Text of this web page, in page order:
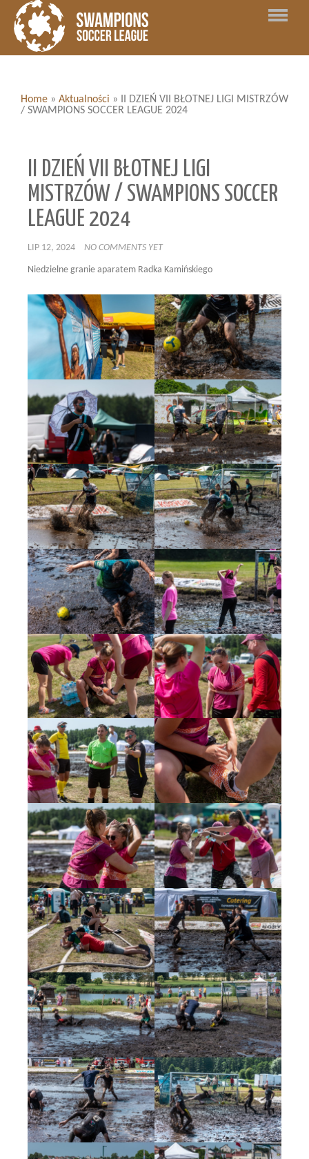
Home » Aktualności »
II DZIEŃ VII BŁOTNEJ LIGI MISTRZÓW
/ SWAMPIONS SOCCER LEAGUE 2024
II DZIEŃ VII BŁOTNEJ LIGI
MISTRZÓW / SWAMPIONS SOCCER
LEAGUE 2024
LIP 12, 2024 NO COMMENTS YET
Niedzielne granie aparatem Radka Kamińskiego